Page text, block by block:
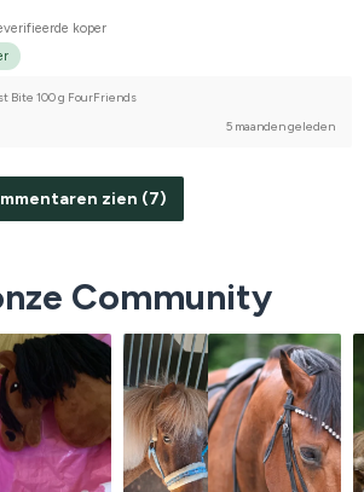
koper
Bite 100 g FourFriends
5 maanden geleden
zien (7)
Community